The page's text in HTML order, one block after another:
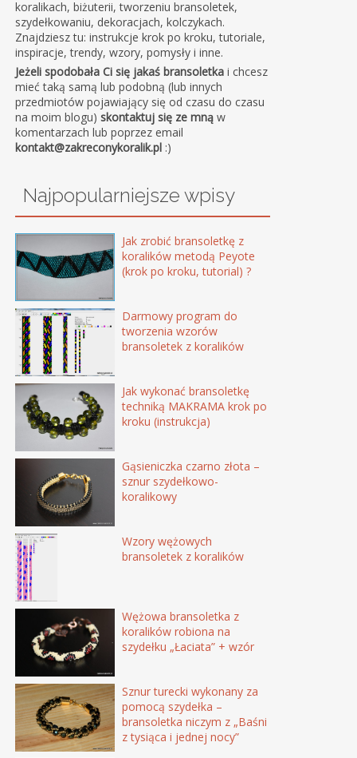
koralikach, biżuterii, tworzeniu bransoletek,
szydełkowaniu, dekoracjach, kolczykach.
Znajdziesz tu: instrukcje krok po kroku, tutoriale,
inspiracje, trendy, wzory, pomysły i inne.
Jeżeli spodobała Ci się jakaś bransoletka i chcesz
mieć taką samą lub podobną (lub innych
przedmiotów pojawiający się od czasu do czasu
na moim blogu)skontaktuj się ze mną w
komentarzach lub poprzez email
kontakt@zakreconykoralik.pl :)
Najpopularniejsze wpisy
Jak zrobić bransoletkę z
koralików metodą Peyote
(krok po kroku, tutorial) ?
Darmowy program do
tworzenia wzorów
bransoletek z koralików
Jak wykonać bransoletkę
techniką MAKRAMA krok po
kroku (instrukcja)
Gąsieniczka czarno złota –
sznur szydełkowo-
koralikowy
Wzory wężowych
bransoletek z koralików
Wężowa bransoletka z
koralików robiona na
szydełku „Łaciata” + wzór
Sznur turecki wykonany za
pomocą szydełka –
bransoletka niczym z „Baśni
z tysiąca i jednej nocy”